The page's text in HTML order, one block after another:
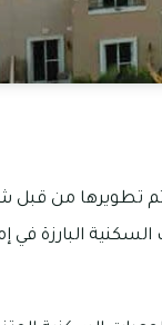
التي قد تم تطويرها
أفينيدا 1 من المجمعات